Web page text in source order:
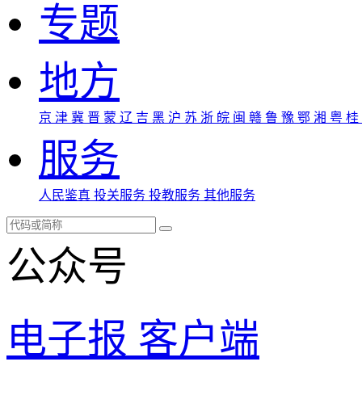
专题
地方
京 津 冀 晋 蒙 辽 吉 黑 沪 苏 浙 皖 闽 赣 鲁 豫 鄂 湘 粤 桂
服务
人民鉴真 投关服务 投教服务 其他服务
公众号
电子报 客户端